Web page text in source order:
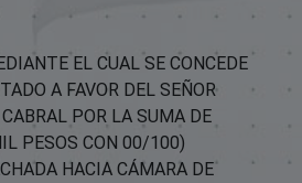
EL CUAL SE CONCEDE
A FAVOR DEL SEÑOR
POR LA SUMA DE
PESOS CON 00/100)
HACIA CÁMARA DE